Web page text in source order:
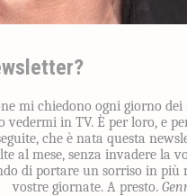
mi chiedono ogni giorno dei
vedermi in TV. È per loro, e
che è nata questa
al mese, senza invadere la
di portare un sorriso in più
vostre giornate. A presto.